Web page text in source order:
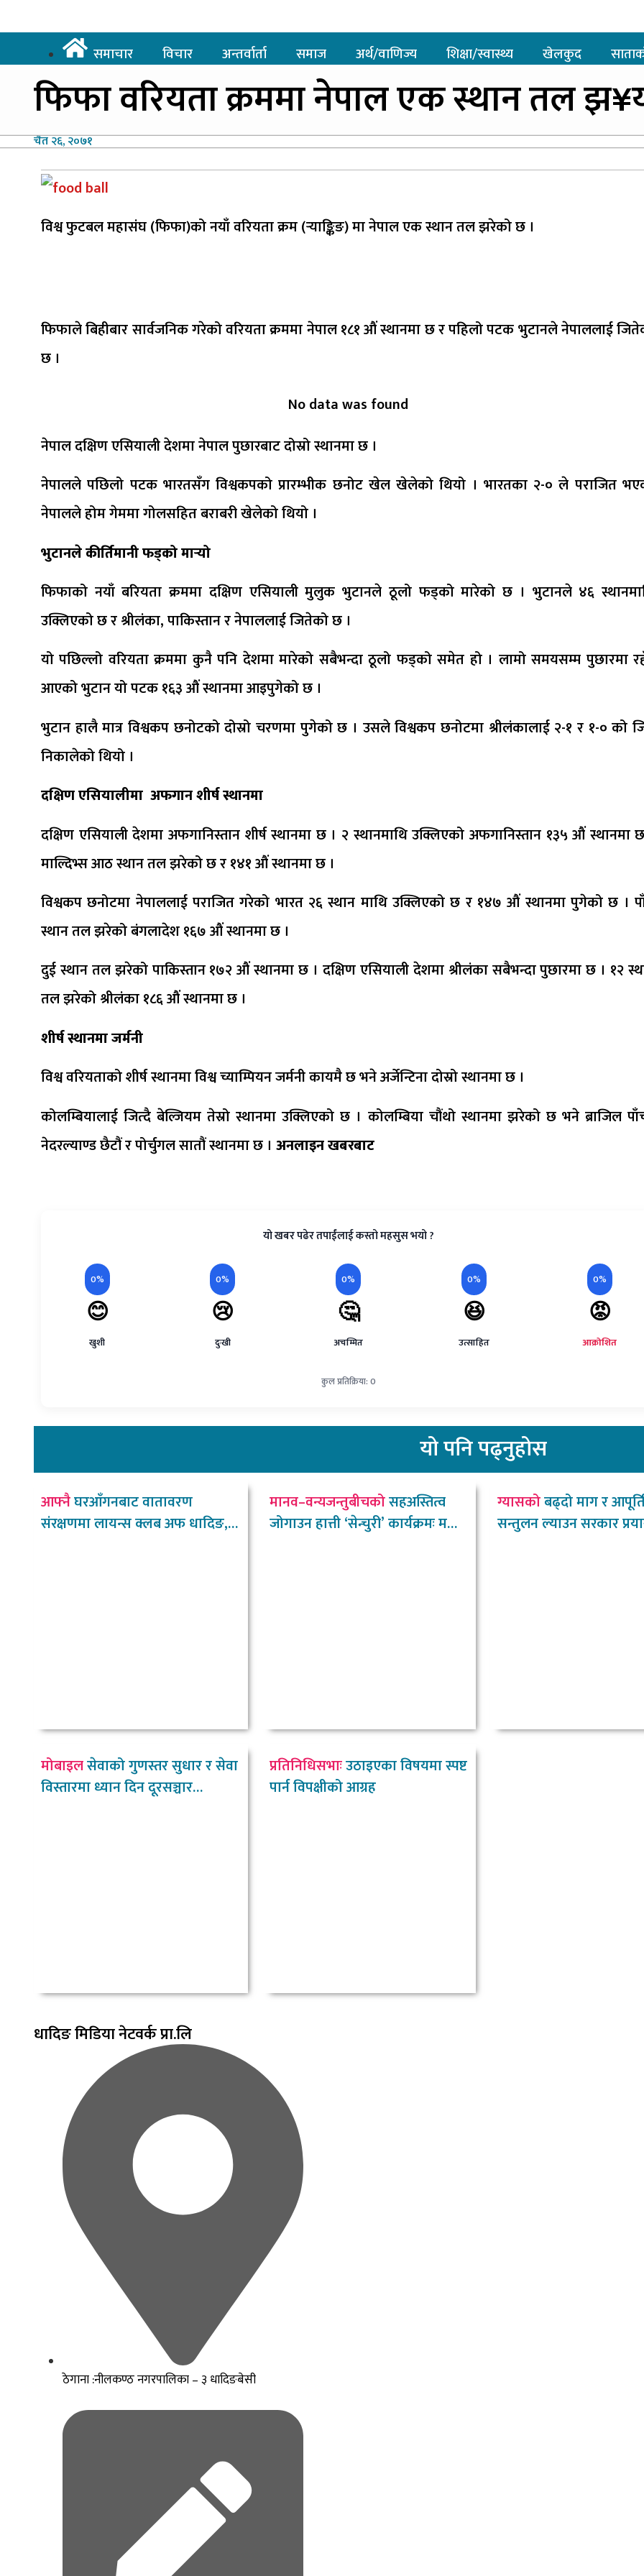
समाचार विचार अन्तर्वार्ता समाज अर्थ/वाणिज्य शिक्षा/स्वास्थ्य खेलकुद
फिफावरियता क्रममा नेपाल एक स्थान तल
चैत२६, २०७१
विश्व फुटबल महासंघ (फिफा)को नयाँ वरियता क्रम (र्‍याङ्किङ) मा नेपाल एक स्थान तल झरेको छ ।
फिफाले बिहीबार सार्वजनिक गरेको वरियता क्रममा नेपाल १८१ औं स्थानमा छ र पहिलो पटक भुटानले नेपाललाई
छ ।
No data was found
नेपाल दक्षिण एसियाली देशमा नेपाल पुछारबाट दोस्रो स्थानमा छ ।
नेपालले पछिलो पटक भारतसँग विश्वकपको प्रारम्भीक छनोट खेल खेलेको थियो । भारतका २-० ले पराजित
नेपालले होम गेममा गोलसहित बराबरी खेलेको थियो ।
भुटानले कीर्तिमानी फड्को मार्‍यो
फिफाको नयाँ बरियता क्रममा दक्षिण एसियाली मुलुक भुटानले ठूलो फड्को मारेको छ । भुटानले ४६
उक्लिएको छ र श्रीलंका, पाकिस्तान र नेपाललाई जितेको छ ।
यो पछिल्लो वरियता क्रममा कुनै पनि देशमा मारेको सबैभन्दा ठूलो फड्को समेत हो । लामो समयसम्म पुछारमा
आएको भुटान यो पटक १६३ औं स्थानमा आइपुगेको छ ।
भुटान हालै मात्र विश्वकप छनोटको दोस्रो चरणमा पुगेको छ । उसले विश्वकप छनोटमा श्रीलंकालाई २-१ र १-० को
निकालेको थियो ।
दक्षिण एसियालीमा अफगान शीर्ष स्थानमा
दक्षिण एसियाली देशमा अफगानिस्तान शीर्ष स्थानमा छ । २ स्थानमाथि उक्लिएको अफगानिस्तान १३५ औं स्थानमा
माल्दिभ्स आठ स्थान तल झरेको छ र १४१ औं स्थानमा छ ।
विश्वकप छनोटमा नेपाललाई पराजित गरेको भारत २६ स्थान माथि उक्लिएको छ र १४७ औं स्थानमा पुगेको छ ।
स्थान तल झरेको बंगलादेश १६७ औं स्थानमा छ ।
दुई स्थान तल झरेको पाकिस्तान १७२ औं स्थानमा छ । दक्षिण एसियाली देशमा श्रीलंका सबैभन्दा पुछारमा छ । १२
तल झरेको श्रीलंका १८६ औं स्थानमा छ ।
शीर्ष स्थानमा जर्मनी
विश्व वरियताको शीर्ष स्थानमा विश्व च्याम्पियन जर्मनी कायमै छ भने अर्जेन्टिना दोस्रो स्थानमा छ ।
कोलम्बियालाई जित्दै बेल्जियम तेस्रो स्थानमा उक्लिएको छ । कोलम्बिया चौंथो स्थानमा झरेको छ भने ब्राजिल
नेदरल्याण्ड छैटौं र पोर्चुगल सातौं स्थानमा छ । अनलाइन खबरबाट
यो खबर पढेर तपाईंलाई कस्तो महसुस भयो ?
0%
😊
खुशी
0%
😢
दुःखी
0%
🤔
अचम्मित
0%
😆
उत्साहित
0%
😡
आक्रोशित
कुल प्रतिक्रिया: 0
योपनि पढ्नुहोस
आफ्नैघरआँगनबाट वातावरण
संरक्षणमा लायन्स क्लब अफ धादिङ,
मानव–वन्यजन्तुबीचकोसहअस्तित्व
जोगाउन हात्ती ‘सेन्चुरी’ कार्यक्रमः मन्त्री
ग्यासकोबढ्दो माग र
सन्तुलन ल्याउन सरकार
मोबाइलसेवाको गुणस्तर सुधार र सेवा
विस्तारमा ध्यान दिन दूरसञ्चार
प्रतिनिधिसभाःउठाइएका विषयमा स्पष्ट
पार्न विपक्षीको आग्रह
धादिङमिडिया नेटवर्क प्रा.लि
ठेगाना :नीलकण्ठ नगरपालिका – ३ धादिङबेसी